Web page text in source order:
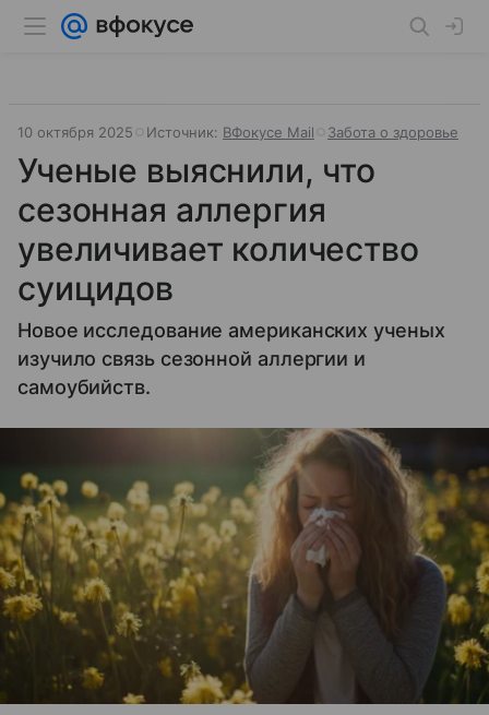
10 октября 2025 Источник: ВФокусе Mail Забота о здоровье
Ученые выяснили, что
сезонная аллергия
увеличивает количество
суицидов
Новое исследование американских ученых
изучило связь сезонной аллергии и
самоубийств.